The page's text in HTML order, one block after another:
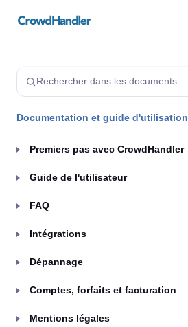
Rechercher dans les documents…
Documentation et guide d'utilisation
Premiers pas avec CrowdHandler
Guide de l'utilisateur
FAQ
Intégrations
Dépannage
Comptes, forfaits et facturation
Mentions légales